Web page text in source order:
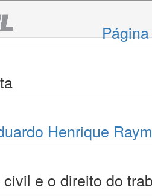
Henrique
e o direito do